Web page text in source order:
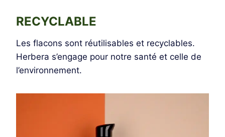
RECYCLABLE
Les flacons sont réutilisables et recyclables.
Herbera s’engage pour notre santé et celle de
l’environnement.